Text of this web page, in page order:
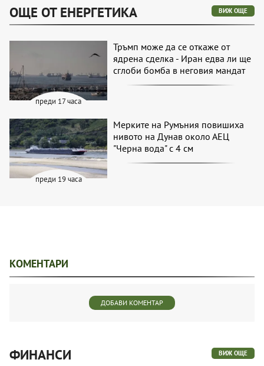
ОЩЕ ОТ ЕНЕРГЕТИКА ВИЖ ОЩЕ
преди 17 часа
Тръмп може да се откаже от
ядрена сделка - Иран едва ли ще
сглоби бомба в неговия мандат
преди 19 часа
Мерките на Румъния повишиха
нивото на Дунав около АЕЦ
"Черна вода" с 4 см
КОМЕНТАРИ
ДОБАВИ КОМЕНТАР
ФИНАНСИ ВИЖ ОЩЕ